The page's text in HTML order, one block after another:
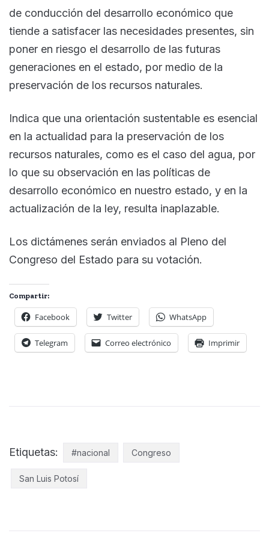
de conducción del desarrollo económico que
tiende a satisfacer las necesidades presentes, sin
poner en riesgo el desarrollo de las futuras
generaciones en el estado, por medio de la
preservación de los recursos naturales.
Indica que una orientación sustentable es esencial
en la actualidad para la preservación de los
recursos naturales, como es el caso del agua, por
lo que su observación en las políticas de
desarrollo económico en nuestro estado, y en la
actualización de la ley, resulta inaplazable.
Los dictámenes serán enviados al Pleno del
Congreso del Estado para su votación.
Compartir:
Facebook Twitter WhatsApp
Telegram Correo electrónico Imprimir
Etiquetas: #nacional Congreso
San Luis Potosí